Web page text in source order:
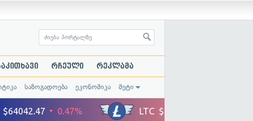
რჩეული რეკლამა
საზოგადოება ეკონომიკა მეტი